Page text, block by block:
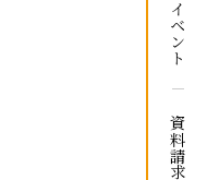
イベント
資料請求